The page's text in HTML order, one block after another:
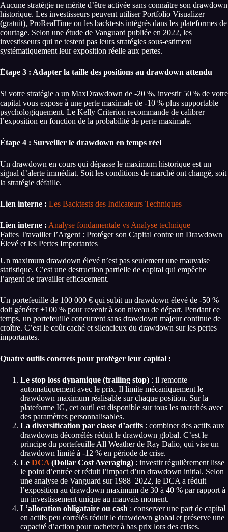
Aucune stratégie ne mérite d’être activée sans connaître son drawdown
historique. Les investisseurs peuvent utiliser Portfolio Visualizer
(gratuit), ProRealTime ou les backtests intégrés dans les plateformes de
courtage. Selon une étude de Vanguard publiée en 2022, les
investisseurs qui ne testent pas leurs stratégies sous-estiment
systématiquement leur exposition réelle aux pertes.
Étape 3 : Adapter la taille des positions au drawdown attendu
Si votre stratégie a un MaxDrawdown de -20 %, investir 50 % de votre
capital vous expose à une perte maximale de -10 % plus supportable
psychologiquement. Le Kelly Criterion recommande de calibrer
l’exposition en fonction de la probabilité de perte maximale.
Étape 4 : Surveiller le drawdown en temps réel
Un drawdown en cours qui dépasse le maximum historique est un
signal d’alerte immédiat. Soit les conditions de marché ont changé, soit
la stratégie défaille.
Lien interne : Les Backtests des Indicateurs Techniques
Lien interne : Analyse fondamentale vsAnalyse technique
Faites Travailler l’Argent : Protéger son Capital contre un Drawdown
Élevé et les Pertes Importantes
Un maximum drawdown élevé n’est pas seulement une mauvaise
statistique. C’est une destruction partielle de capital qui empêche
l’argent de travailler efficacement.
Un portefeuille de 100 000 € qui subit un drawdown élevé de -50 %
doit générer +100 % pour revenir à son niveau de départ. Pendant ce
temps, un portefeuille concurrent sans drawdown majeur continue de
croître. C’est le coût caché et silencieux du drawdown sur les pertes
importantes.
Quatre outils concrets pour protéger leur capital :
Le stop loss dynamique (trailing stop) : il remonte
automatiquement avec le prix. Il limite mécaniquement le
drawdown maximum réalisable sur chaque position. Sur la
plateforme IG, cet outil est disponible sur tous les marchés avec
des paramètres personnalisables.
La diversification par classe d’actifs : combiner des actifs aux
drawdowns décorrélés réduit le drawdown global. C’est le
principe du portefeuille All Weather de Ray Dalio, qui vise un
drawdown limité à -12 % en période de crise.
Le DCA (Dollar Cost Averaging) : investir régulièrement lisse
le point d’entrée et réduit l’impact d’un drawdown initial. Selon
une analyse de Vanguard sur 1988–2022, le DCA a réduit
l’exposition au drawdown maximum de 30 à 40 % par rapport à
un investissement unique au mauvais moment.
L’allocation obligataire ou cash : conserver une part de capital
en actifs peu corrélés réduit le drawdown global et préserve une
capacité d’action pour racheter à bas prix lors des crises.